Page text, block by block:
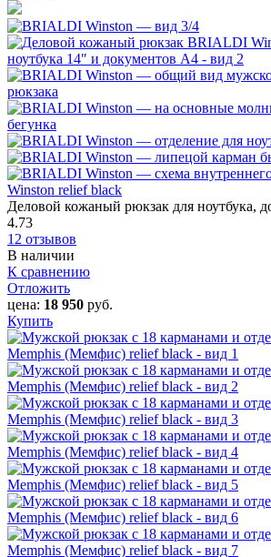
Winston relief black
Деловой кожаный рюкзак для ноутбука,
4.73
12 отзывов
В наличии
К сравнению
Отложить
цена: 18 950 руб.
Купить